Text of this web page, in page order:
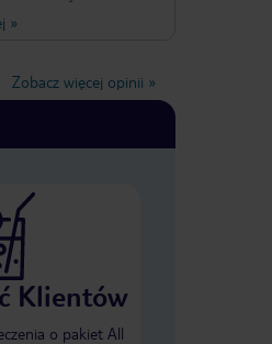
jakieś 10min drogi).
do pobliskiej
Garden Resort ma już
rzuca się to w
rozbudowany aquapark
jedzenie (śniadania
brakuje warzyw).
3gwiazdek czyli
całkiem znośne ;)
»
Zobacz więcej opinii »
Klientów
o pakiet All